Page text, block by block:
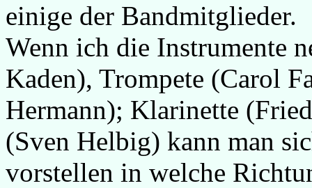
einige der Bandmitglieder.
Wenn ich die Instrumente
Kaden), Trompete (Carol
Hermann); Klarinette
(Sven Helbig) kann man
vorstellen in welche